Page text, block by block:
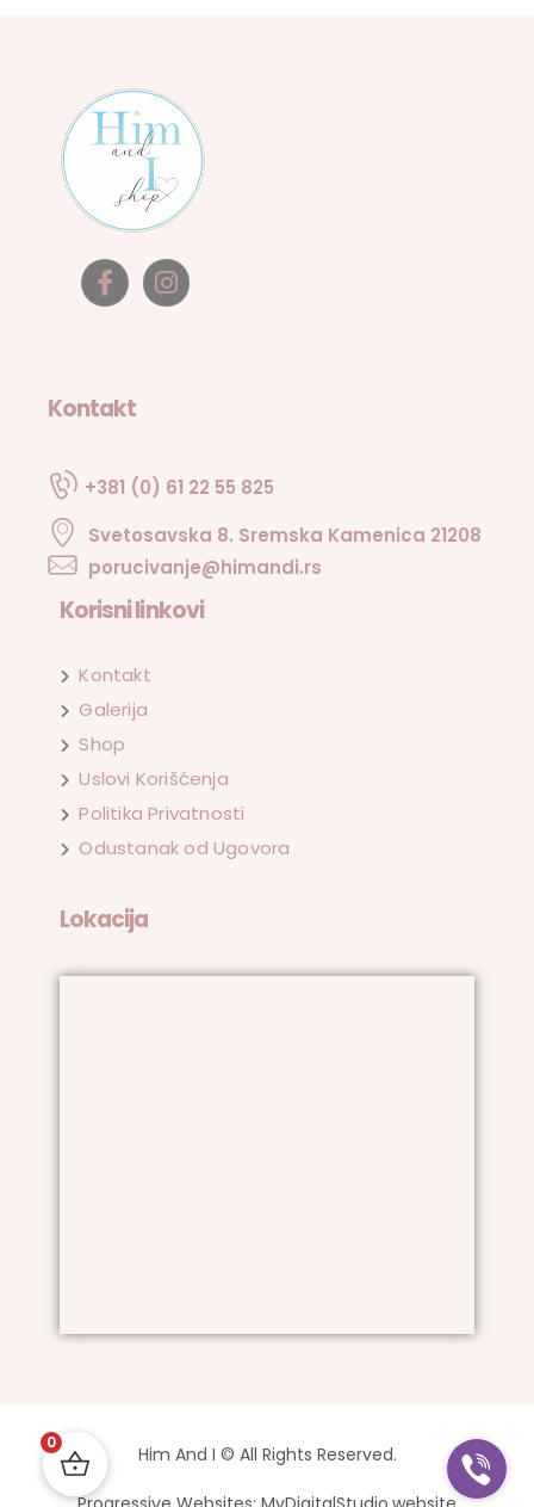
Kontakt
+381 (0) 61 22 55 825
Svetosavska 8. Sremska Kamenica 21208
porucivanje@himandi.rs
Korisni linkovi
Kontakt
Galerija
Shop
Uslovi Korišćenja
Politika Privatnosti
Odustanak od Ugovora
Lokacija
Him And I © All Rights Reserved.
0